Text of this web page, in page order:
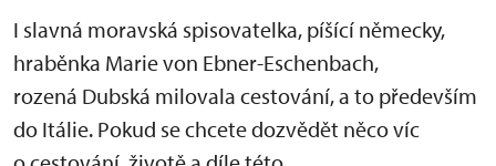
I slavná moravská spisovatelka, píšící německy,
hraběnka Marie von Ebner-Eschenbach,
rozená Dubská milovala cestování, a to především
do Itálie. Pokud se chcete dozvědět něco víc